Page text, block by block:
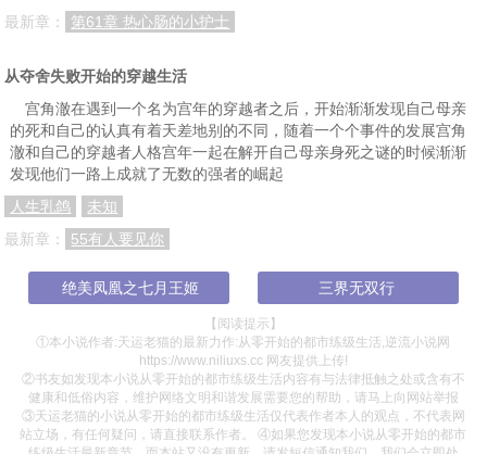
最新章：
第61章 热心肠的小护士
从夺舍失败开始的穿越生活
宫角澈在遇到一个名为宫年的穿越者之后，开始渐渐发现自己母亲
的死和自己的认真有着天差地别的不同，随着一个个事件的发展宫角
澈和自己的穿越者人格宫年一起在解开自己母亲身死之谜的时候渐渐
发现他们一路上成就了无数的强者的崛起
人生乳鸽
未知
最新章：
55有人要见你
绝美凤凰之七月王姬 三界无双行
【阅读提示】
①本小说作者:天运老猫的最新力作:从零开始的都市练级生活,逆流小说网
https://www.niliuxs.cc 网友提供上传!
②书友如发现本小说从零开始的都市练级生活内容有与法律抵触之处或含有不
健康和低俗内容，维护网络文明和谐发展需要您的帮助，请马上向网站举报
③天运老猫的小说从零开始的都市练级生活仅代表作者本人的观点，不代表网
站立场，有任何疑问，请直接联系作者。 ④如果您发现本小说从零开始的都市